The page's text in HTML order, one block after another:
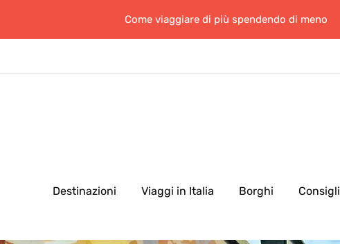
Come viaggiare di più spendendo di meno
Destinazioni Viaggi in Italia Borghi Consigli